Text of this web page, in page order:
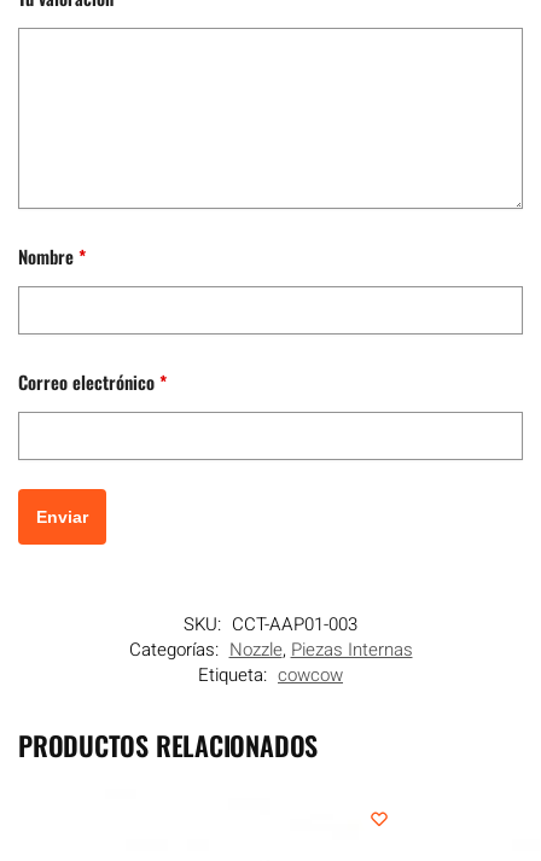
Nombre*
Correo electrónico*
SKU: CCT-AAP01-003
Categorías: Nozzle,Piezas Internas
Etiqueta: cowcow
PRODUCTOS RELACIONADOS